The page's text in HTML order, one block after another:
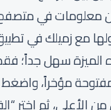
معلومات في متصفح
مع زميلك في
سهل جداً؛
مؤخراً،
من الأعلى، ثم اختر